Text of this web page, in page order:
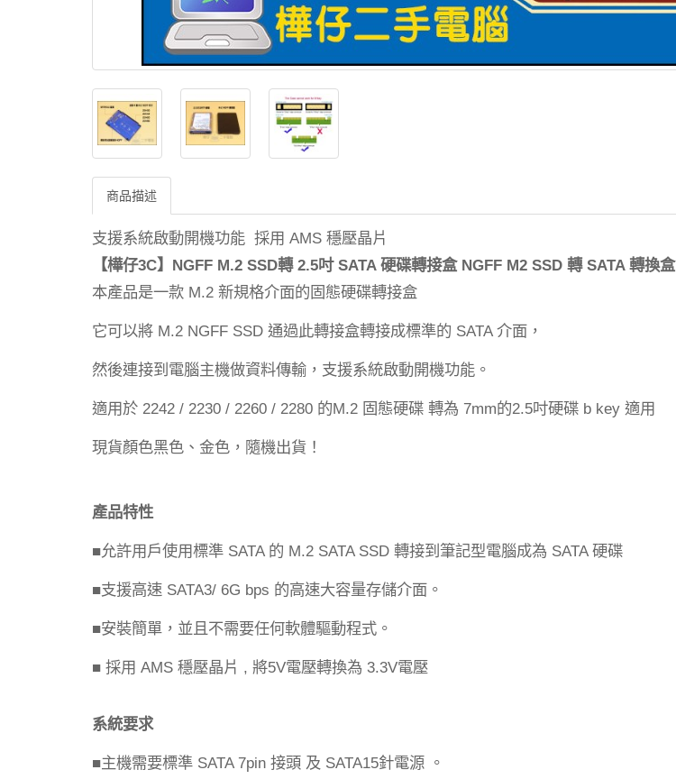
商品描述
支援系統啟動開機功能 採用 AMS 穩壓晶片
【樺仔3C】 NGFF M.2 SSD轉2.5吋SATA 硬碟轉接盒NGFF M2 SSD 轉SATA 轉換盒
本產品是一款 M.2 新規格介面的固態硬碟轉接盒
它可以將 M.2 NGFF SSD 通過此轉接盒轉接成標準的 SATA 介面，
然後連接到電腦主機做資料傳輸，支援系統啟動開機功能。
適用於 2242 / 2230 / 2260 / 2280 的M.2 固態硬碟 轉為 7mm的2.5吋硬碟 b key 適用
現貨顏色黑色、金色，隨機出貨！
產品特性
■允許用戶使用標準 SATA 的 M.2 SATA SSD 轉接到筆記型電腦成為 SATA 硬碟
■支援高速 SATA3/ 6G bps 的高速大容量存儲介面。
■安裝簡單，並且不需要任何軟體驅動程式。
■ 採用 AMS 穩壓晶片 , 將5V電壓轉換為 3.3V電壓
系統要求
■主機需要標準 SATA 7pin 接頭 及 SATA15針電源 。